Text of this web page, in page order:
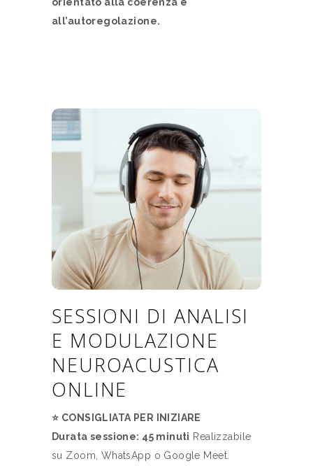
all’autoregolazione.
SESSIONE ONLINE
SESSIONI DI ANALISI
E MODULAZIONE
NEUROACUSTICA
ONLINE
⭐ CONSIGLIATA PER INIZIARE
Durata sessione: 45 minuti Realizzabile
su Zoom, WhatsApp o Google Meet.